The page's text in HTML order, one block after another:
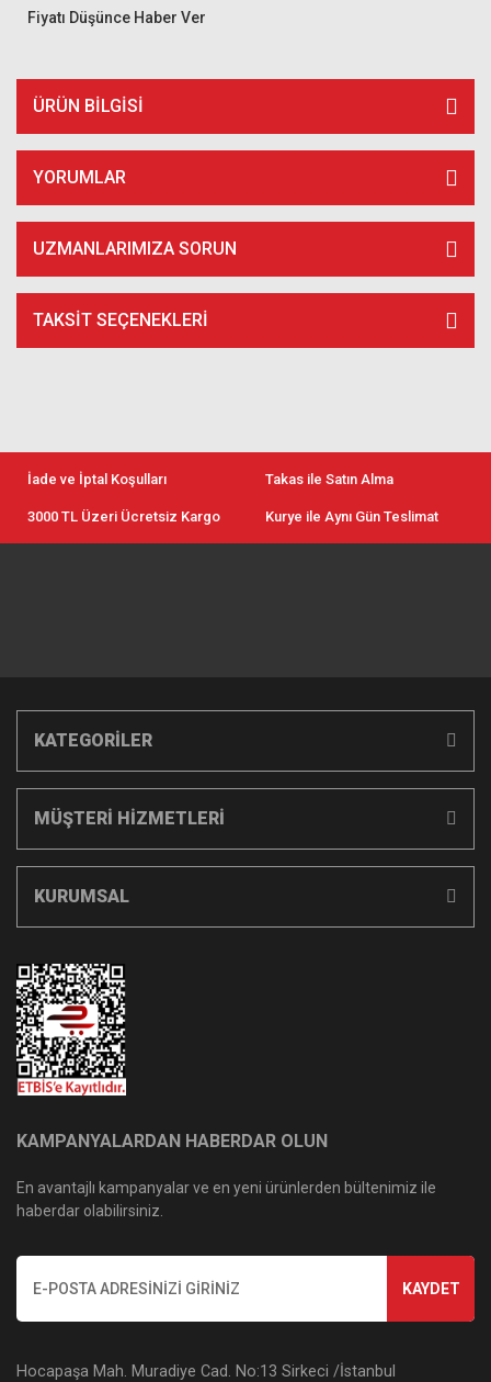
Fiyatı Düşünce Haber Ver
ÜRÜN BILGISI
YORUMLAR
UZMANLARIMIZA SORUN
TAKSIT SEÇENEKLERI
İade ve İptal Koşulları Takas ile Satın Alma
3000 TL Üzeri Ücretsiz Kargo Kurye ile Aynı Gün Teslimat
KATEGORİLER
MÜŞTERİ HİZMETLERİ
KURUMSAL
KAMPANYALARDAN HABERDAR OLUN
En avantajlı kampanyalar ve en yeni ürünlerden bültenimiz ile
haberdar olabilirsiniz.
KAYDET
Hocapaşa Mah. Muradiye Cad. No:13 Sirkeci /İstanbul